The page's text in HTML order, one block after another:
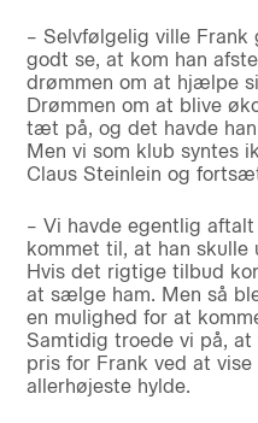
– Selvfølgelig ville Frank
godt se, at kom han
drømmen om at hjælpe
Drømmen om at blive
tæt på, og det havde
Men vi som klub syntes
Claus Steinlein og
– Vi havde egentlig
kommet til, at han skulle
Hvis det rigtige tilbud
at sælge ham. Men så
en mulighed for at
Samtidig troede vi på, at
pris for Frank ved at
allerhøjeste hylde.